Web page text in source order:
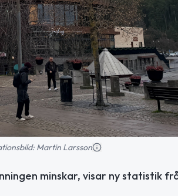
Martin Larsson
minskar, visar ny statistik